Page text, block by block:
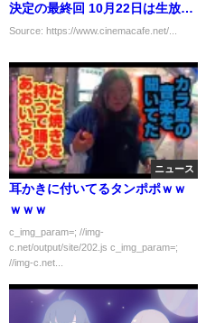
決定の最終回 10月22日は生放送
でステージ披露へ
Source: https://www.cinemacafe.net/...
ニュース
耳かきに付いてるタンポポｗｗ
ｗｗｗ
c_img_param=; //img-
c.net/output/site/202.js c_img_param=;
//img-c.net...